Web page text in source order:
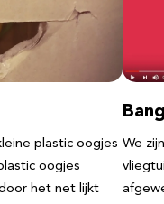
plastic oogjes
oogjes
het net lijkt
We